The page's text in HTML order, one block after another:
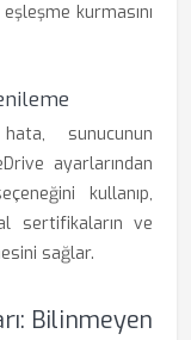
kurmasını
sunucunun
ayarlarından
kullanıp,
sertifikaların ve
sağlar.
Bilinmeyen